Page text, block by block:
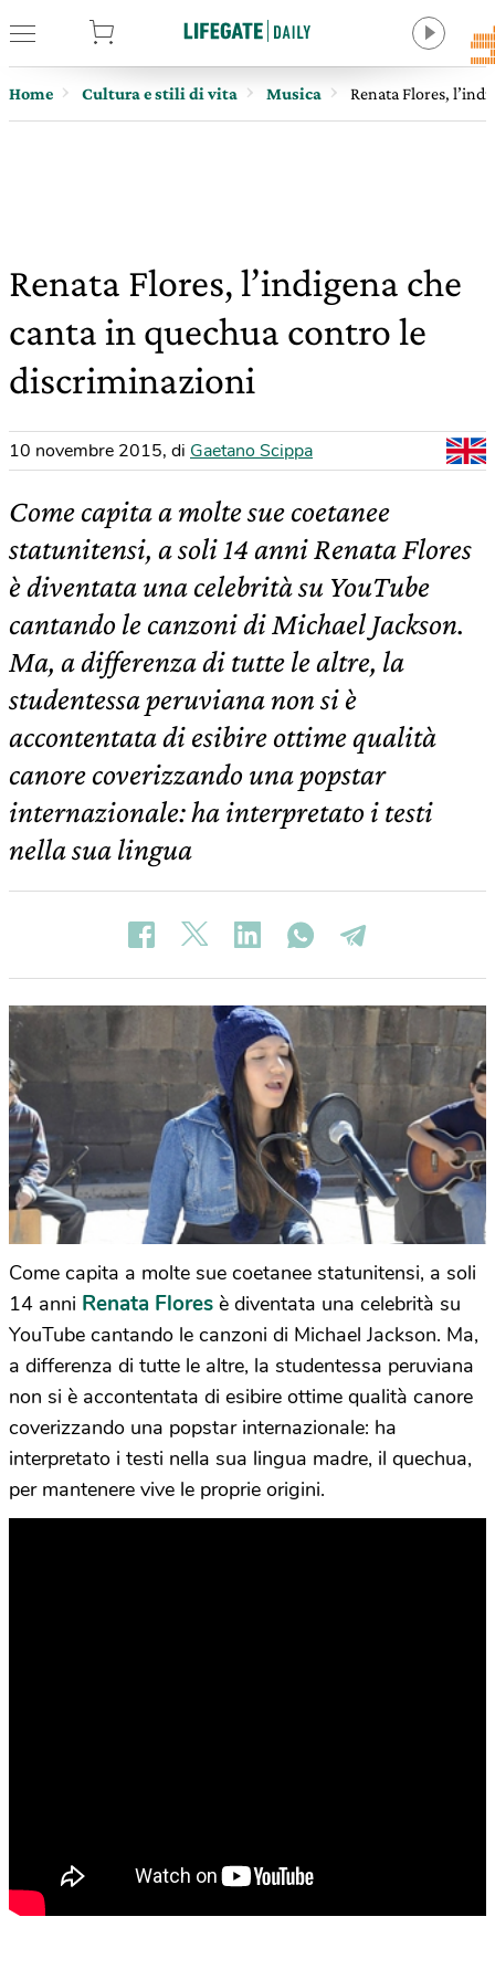
Home Cultura e stili di vita Musica Renata Flores,
Renata Flores, l’indigena che
canta in quechua contro le
discriminazioni
10 novembre 2015, di Gaetano Scippa
Come capita a molte sue coetanee
statunitensi, a soli 14 anni Renata Flores
è diventata una celebrità su YouTube
cantando le canzoni di Michael Jackson.
Ma, a differenza di tutte le altre, la
studentessa peruviana non si è
accontentata di esibire ottime qualità
canore coverizzando una popstar
internazionale: ha interpretato i testi
nella sua lingua
Come capita a molte sue coetanee statunitensi, a soli
14 anni Renata Flores è diventata una celebrità su
YouTube cantando le canzoni di Michael Jackson. Ma,
a differenza di tutte le altre, la studentessa peruviana
non si è accontentata di esibire ottime qualità canore
coverizzando una popstar internazionale: ha
interpretato i testi nella sua lingua madre, il quechua,
per mantenere vive le proprie origini.